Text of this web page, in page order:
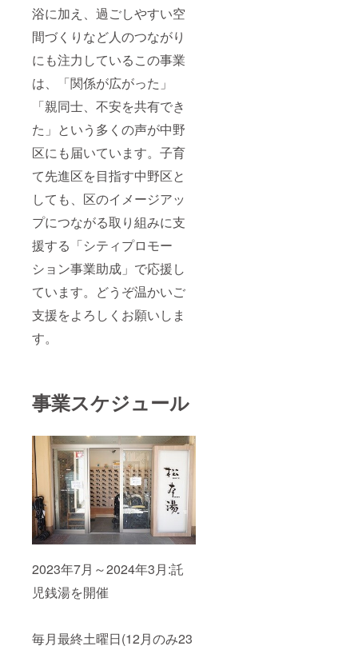
浴に加え、過ごしやすい空
間づくりなど人のつながり
にも注力しているこの事業
は、「関係が広がった」
「親同士、不安を共有でき
た」という多くの声が中野
区にも届いています。子育
て先進区を目指す中野区と
しても、区のイメージアッ
プにつながる取り組みに支
援する「シティプロモー
ション事業助成」で応援し
ています。どうぞ温かいご
支援をよろしくお願いしま
す。
事業スケジュール
2023年7月～2024年3月:託
児銭湯を開催
毎月最終土曜日(12月のみ23